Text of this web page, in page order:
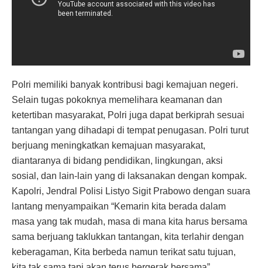
Polri memiliki banyak kontribusi bagi kemajuan negeri.
Selain tugas pokoknya memelihara keamanan dan
ketertiban masyarakat, Polri juga dapat berkiprah sesuai
tantangan yang dihadapi di tempat penugasan. Polri turut
berjuang meningkatkan kemajuan masyarakat,
diantaranya di bidang pendidikan, lingkungan, aksi
sosial, dan lain-lain yang di laksanakan dengan kompak.
Kapolri, Jendral Polisi Listyo Sigit Prabowo dengan suara
lantang menyampaikan “Kemarin kita berada dalam
masa yang tak mudah, masa di mana kita harus bersama
sama berjuang taklukkan tantangan, kita terlahir dengan
keberagaman, Kita berbeda namun terikat satu tujuan,